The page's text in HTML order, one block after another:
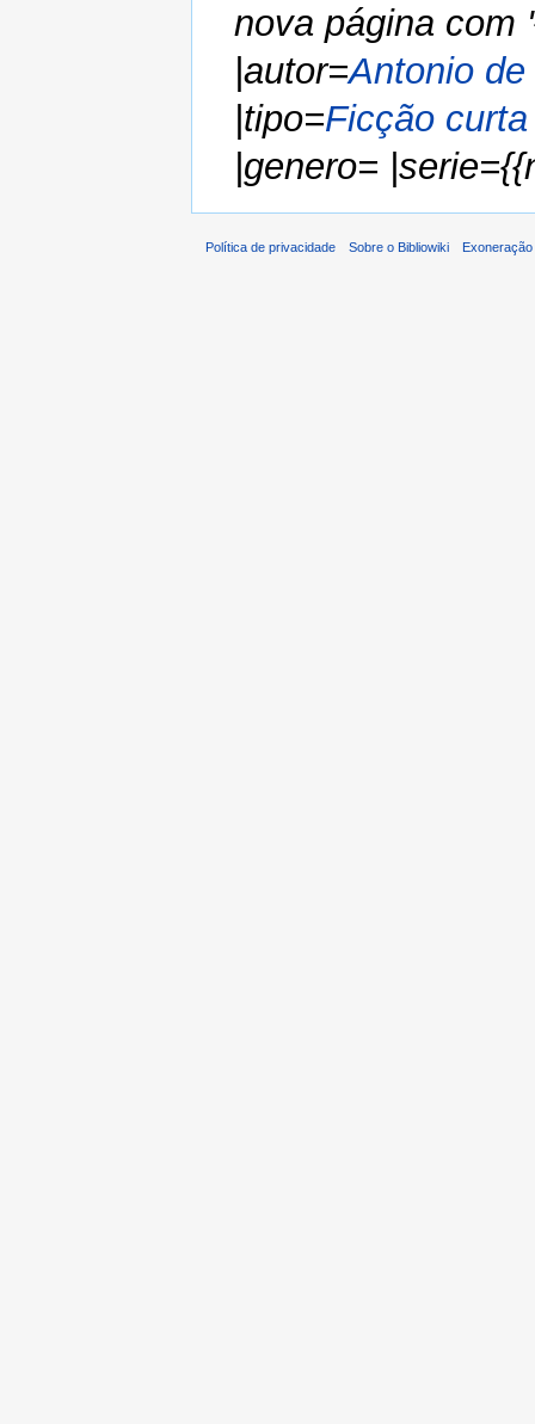
nova página com
|autor=Antonio
|tipo=Ficção
|genero=
Política de privacidade Sobre o Bibliowiki